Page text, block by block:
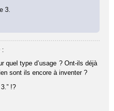
3.
:
quel type d’usage ? Ont-ils déjà
sont ils encore à inventer ?
!?